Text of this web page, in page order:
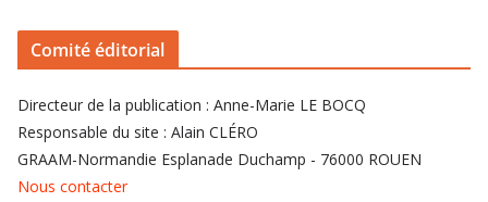
Comité éditorial
Directeur de la publication : Anne-Marie LE BOCQ
Responsable du site : Alain CLÉRO
GRAAM-Normandie Esplanade Duchamp - 76000 ROUEN
Nous contacter